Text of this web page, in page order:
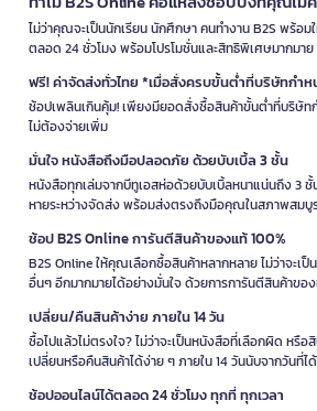
ไม่ว่าคุณจะเป็นนักเรียน นักศึกษา คนทำงาน B2S พร้
ตลอด 24 ชั่วโมง พร้อมโปรโมชั่นและสิทธิพิเศษมากมาย
ฟรี! ค่าจัดส่งทั่วไทย *เมื่อสั่งครบขั้นต่ำที่บริษัทกำ
ช้อปเพลินเกินคุ้ม! เพียงมียอดสั่งซื้อสินค้าขั้นต่ำที่บริษั
ไม่ต้องจ่ายเพิ่ม
มั่นใจ หนังสือถึงมือปลอดภัย ด้วยบับเบิ้ล 3 ชั้น
หนังสือทุกเล่มจากบีทูเอสห่อด้วยบับเบิ้ลหนาแน่นถึง 3 ชั้
หายระหว่างจัดส่ง พร้อมส่งตรงถึงมือคุณในสภาพสม
ช้อป B2S Online การันตีสินค้าของแท้ 100%
B2S Online ให้คุณเลือกซื้อสินค้าหลากหลาย ไม่ว่าจะเ
อื่นๆ อีกมากมายได้อย่างมั่นใจ ด้วยการการันตีสินค้าขอ
เปลี่ยน/คืนสินค้าง่าย ภายใน 14 วัน
ซื้อไปแล้วไม่ตรงใจ? ไม่ว่าจะเป็นหนังสือที่เลือกผิด หรื
เปลี่ยนหรือคืนสินค้าได้ง่าย ๆ ภายใน 14 วันนับจากวันที่ไ
ช้อปออนไลน์ได้ตลอด 24 ชั่วโมง ทุกที่ ทุกเวลา